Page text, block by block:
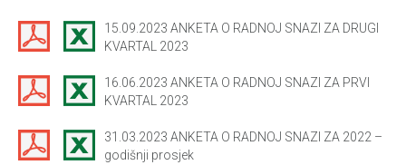
15.09.2023 ANKETA O RADNOJ SNAZI ZA DRUGI
KVARTAL 2023
16.06.2023 ANKETA O RADNOJ SNAZI ZA PRVI
KVARTAL 2023
31.03.2023 ANKETA O RADNOJ SNAZI ZA 2022 –
godišnji prosjek